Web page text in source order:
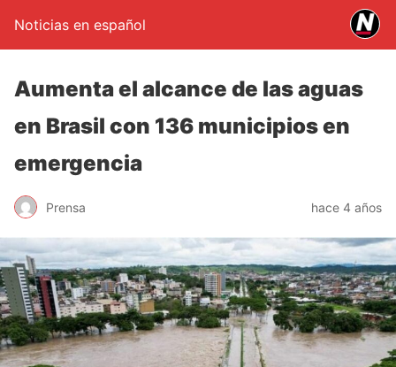
Noticias en español
Aumenta el alcance de las aguas
en Brasil con 136 municipios en
emergencia
Prensa hace 4 años